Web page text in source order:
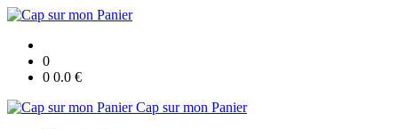
0
0 0.0 €
Cap sur mon Panier